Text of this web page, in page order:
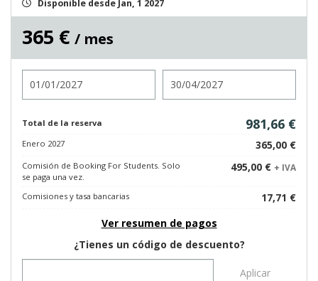
Disponible desde Jan, 1 2027
365 € / mes
Total de la reserva 981,66 €
Enero 2027 365,00 €
Comisión de Booking For Students. Solo
se paga una vez.
495,00 € + IVA
Comisiones y tasa bancarias
17,71 €
Ver resumen de pagos
¿Tienes un código de descuento?
Aplicar